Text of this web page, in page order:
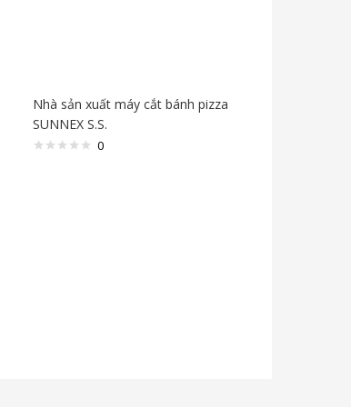
Nhà sản xuất máy cắt bánh pizza
SUNNEX S.S.
0